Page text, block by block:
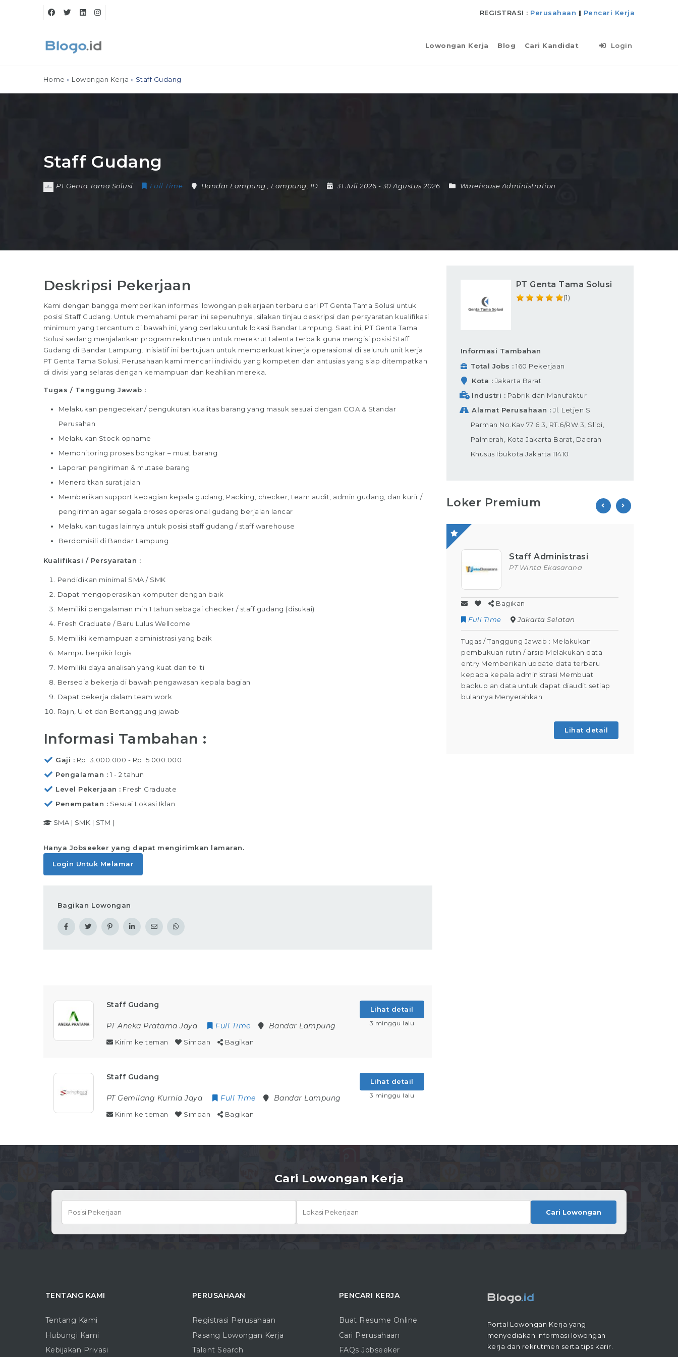
REGISTRASI : Perusahaan | Pencari Kerja
Lowongan Kerja Blog Cari Kandidat Login
Home » Lowongan Kerja » Staff Gudang
Staff Gudang
PT Genta Tama Solusi Full Time Bandar Lampung Lampung ID 31 Juli 2026 - 30 Agustus 2026 Warehouse Administration
Deskripsi Pekerjaan
Kami dengan bangga memberikan informasi lowongan pekerjaan terbaru dari PT Genta Tama Solusi untuk
posisi Staff Gudang. Untuk memahami peran ini sepenuhnya, silakan tinjau deskripsi dan persyaratan kualifikasi
minimum yang tercantum di bawah ini, yang berlaku untuk lokasi Bandar Lampung. Saat ini, PT Genta Tama
Solusi sedang menjalankan program rekrutmen untuk merekrut talenta terbaik guna mengisi posisi Staff
Gudang di Bandar Lampung. Inisiatif ini bertujuan untuk memperkuat kinerja operasional di seluruh unit kerja
PT Genta Tama Solusi. Perusahaan kami mencari individu yang kompeten dan antusias yang siap ditempatkan
di divisi yang selaras dengan kemampuan dan keahlian mereka.
Tugas / Tanggung Jawab :
Melakukan pengecekan/ pengukuran kualitas barang yang masuk sesuai dengan COA & Standar
Perusahan
Melakukan Stock opname
Memonitoring proses bongkar – muat barang
Laporan pengiriman & mutase barang
Menerbitkan surat jalan
Memberikan support kebagian kepala gudang, Packing, checker, team audit, admin gudang, dan kurir /
pengiriman agar segala proses operasional gudang berjalan lancar
Melakukan tugas lainnya untuk posisi staff gudang / staff warehouse
Berdomisili di Bandar Lampung
Kualifikasi / Persyaratan :
Pendidikan minimal SMA / SMK
Dapat mengoperasikan komputer dengan baik
Memiliki pengalaman min.1 tahun sebagai checker / staff gudang (disukai)
Fresh Graduate / Baru Lulus Wellcome
Memiliki kemampuan administrasi yang baik
Mampu berpikir logis
Memiliki daya analisah yang kuat dan teliti
Bersedia bekerja di bawah pengawasan kepala bagian
Dapat bekerja dalam team work
Rajin, Ulet dan Bertanggung jawab
Informasi Tambahan :
Gaji
Rp. 3.000.000 - Rp. 5.000.000
Pengalaman
1 - 2 tahun
Level Pekerjaan
Fresh Graduate
Penempatan
Sesuai Lokasi Iklan
SMA | SMK | STM |
Hanya Jobseeker yang dapat mengirimkan lamaran.
Login Untuk Melamar
Bagikan Lowongan
Staff Gudang
PT Aneka Pratama Jaya Full Time Bandar Lampung
Kirim ke teman Simpan Bagikan
Lihat detail
3 minggu lalu
Staff Gudang
PT Gemilang Kurnia Jaya Full Time Bandar Lampung
Kirim ke teman Simpan Bagikan
Lihat detail
3 minggu lalu
PT Genta Tama Solusi
(1)
Informasi Tambahan
Total Jobs
160 Pekerjaan
Kota
Jakarta Barat
Industri
Pabrik dan Manufaktur
Alamat Perusahaan
Jl. Letjen S.
Parman No.Kav 77 6 3, RT.6/RW.3, Slipi,
Palmerah, Kota Jakarta Barat, Daerah
Khusus Ibukota Jakarta 11410
Loker Premium
Staff Administrasi
PT Winta Ekasarana
Bagikan
Full Time
Jakarta Selatan
Tugas / Tanggung Jawab : Melakukan
pembukuan rutin / arsip Melakukan data
entry Memberikan update data terbaru
kepada kepala administrasi Membuat
backup an data untuk dapat diaudit setiap
bulannya Menyerahkan
Lihat detail
Cari Lowongan Kerja
Cari Lowongan
TENTANG KAMI
Tentang Kami
Hubungi Kami
Kebijakan Privasi
PERUSAHAAN
Registrasi Perusahaan
Pasang Lowongan Kerja
Talent Search
PENCARI KERJA
Buat Resume Online
Cari Perusahaan
FAQs Jobseeker
Portal Lowongan Kerja yang
menyediakan informasi lowongan
kerja dan rekrutmen serta tips karir.